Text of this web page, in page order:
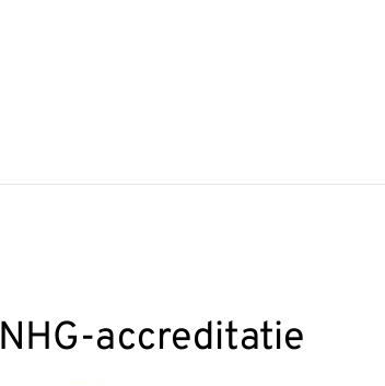
NHG-accreditatie